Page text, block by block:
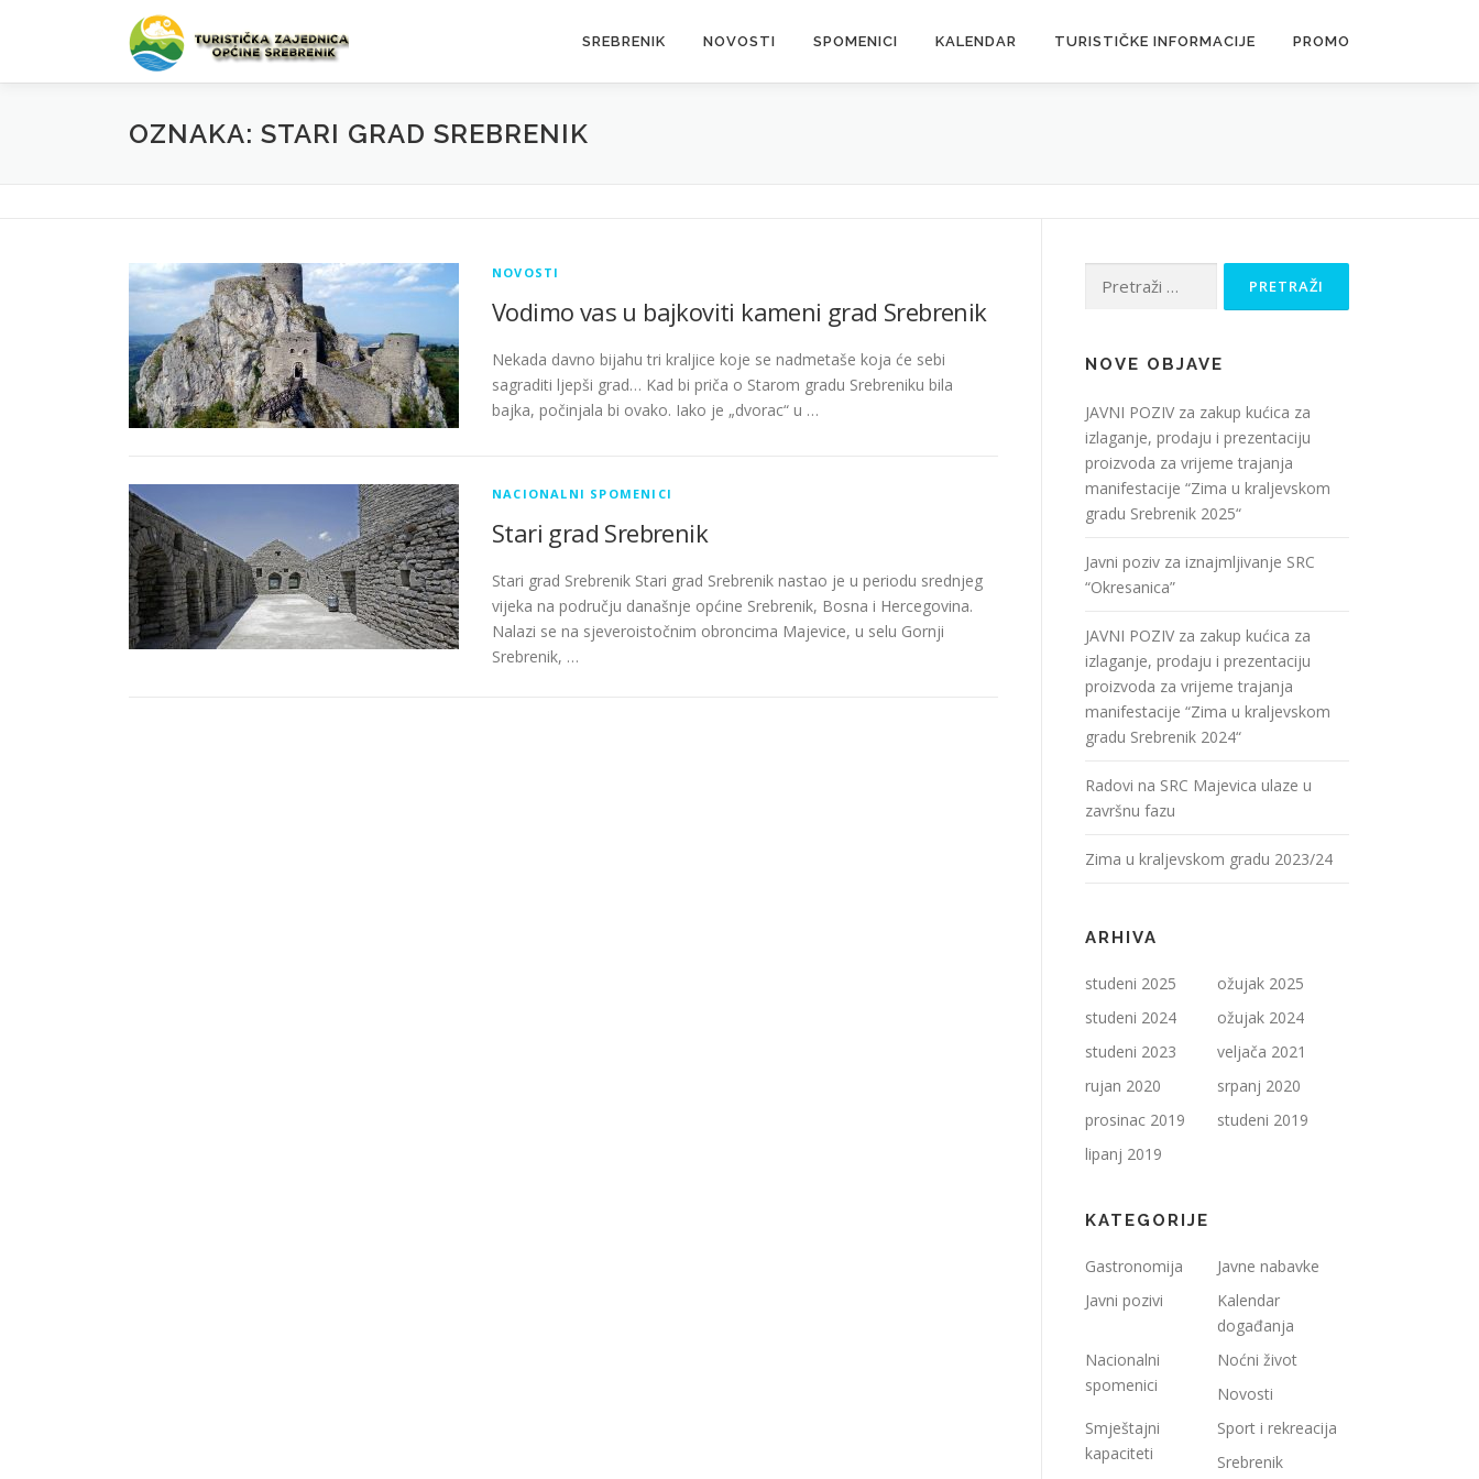
SREBRENIK NOVOSTI SPOMENICI KALENDAR TURISTIČKE INFORMACIJE PROMO
OZNAKA: STARI GRAD SREBRENIK
NOVOSTI
Vodimo vas u bajkoviti kameni grad Srebrenik
Nekada davno bijahu tri kraljice koje se nadmetaše koja će sebi
sagraditi ljepši grad… Kad bi priča o Starom gradu Srebreniku bila
bajka, počinjala bi ovako. Iako je „dvorac“ u …
NACIONALNI SPOMENICI
Stari grad Srebrenik
Stari grad Srebrenik Stari grad Srebrenik nastao je u periodu srednjeg
vijeka na području današnje općine Srebrenik, Bosna i Hercegovina.
Nalazi se na sjeveroistočnim obroncima Majevice, u selu Gornji
Srebrenik, …
NOVE OBJAVE
JAVNI POZIV za zakup kućica za
izlaganje, prodaju i prezentaciju
proizvoda za vrijeme trajanja
manifestacije “Zima u kraljevskom
gradu Srebrenik 2025“
Javni poziv za iznajmljivanje SRC
“Okresanica”
JAVNI POZIV za zakup kućica za
izlaganje, prodaju i prezentaciju
proizvoda za vrijeme trajanja
manifestacije “Zima u kraljevskom
gradu Srebrenik 2024“
Radovi na SRC Majevica ulaze u
završnu fazu
Zima u kraljevskom gradu 2023/24
ARHIVA
studeni 2025
ožujak 2025
studeni 2024
ožujak 2024
studeni 2023
veljača 2021
rujan 2020
srpanj 2020
prosinac 2019
studeni 2019
lipanj 2019
KATEGORIJE
Gastronomija
Javne nabavke
Javni pozivi
Kalendar
događanja
Nacionalni
spomenici
Noćni život
Novosti
Smještajni
kapaciteti
Sport i rekreacija
Srebrenik